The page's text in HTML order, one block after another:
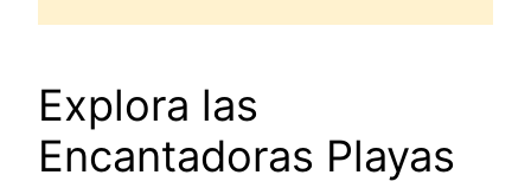
Explora las
Encantadoras Playas